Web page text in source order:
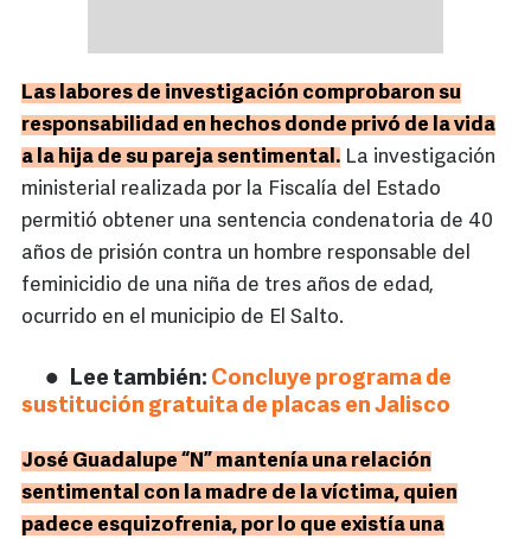
Las labores de investigación comprobaron su
responsabilidad en hechos donde privó de la vida
a la hija de su pareja sentimental. La investigación
ministerial realizada por la Fiscalía del Estado
permitió obtener una sentencia condenatoria de 40
años de prisión contra un hombre responsable del
feminicidio de una niña de tres años de edad,
ocurrido en el municipio de El Salto.
Lee también: Concluye programa de
sustitución gratuita de placas en Jalisco
José Guadalupe “N” mantenía una relación
sentimental con la madre de la víctima, quien
padece esquizofrenia, por lo que existía una